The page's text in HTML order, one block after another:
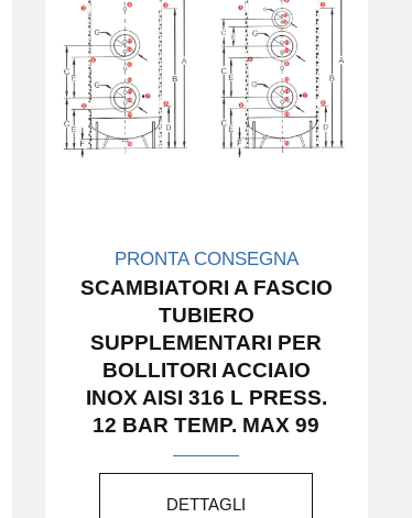
PRONTA CONSEGNA
SCAMBIATORI A FASCIO
TUBIERO
SUPPLEMENTARI PER
BOLLITORI ACCIAIO
INOX AISI 316 L PRESS.
12 BAR TEMP. MAX 99
DETTAGLI